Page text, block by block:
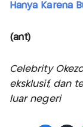
Hanya Karena
(ant)
Celebrity
eksklusif, dan
luar negeri